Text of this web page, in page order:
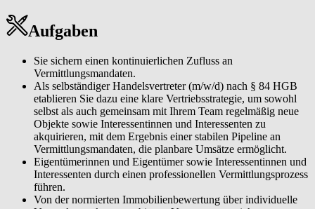
Aufgaben
Sie sichern einen kontinuierlichen Zufluss an
Vermittlungsmandaten.
Als selbständiger Handelsvertreter (m/w/d) nach § 84 HGB
etablieren Sie dazu eine klare Vertriebsstrategie, um sowohl
selbst als auch gemeinsam mit Ihrem Team regelmäßig neue
Objekte sowie Interessentinnen und Interessenten zu
akquirieren, mit dem Ergebnis einer stabilen Pipeline an
Vermittlungsmandaten, die planbare Umsätze ermöglicht.
Eigentümerinnen und Eigentümer sowie Interessentinnen und
Interessenten durch einen professionellen Vermittlungsprozess
führen.
Von der normierten Immobilienbewertung über individuelle